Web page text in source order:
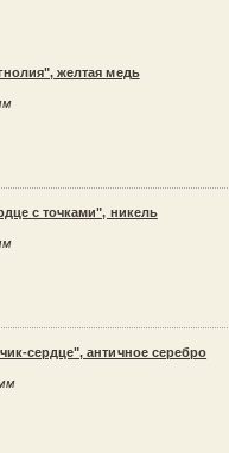
желтая медь
с точками", никель
сердце", античное серебро